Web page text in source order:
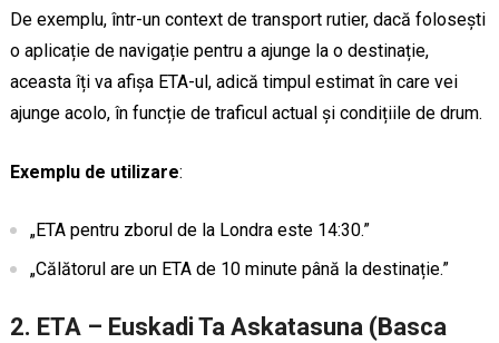
De exemplu, într-un context de transport rutier, dacă folosești
o aplicație de navigație pentru a ajunge la o destinație,
aceasta îți va afișa ETA-ul, adică timpul estimat în care vei
ajunge acolo, în funcție de traficul actual și condițiile de drum.
Exemplu de utilizare:
„ETA pentru zborul de la Londra este 14:30.”
„Călătorul are un ETA de 10 minute până la destinație.”
2. ETA – Euskadi Ta Askatasuna (Basca